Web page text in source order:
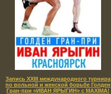
Запись XXIII международного турнира
по вольной и женской борьбе Голден
Гран-при «ИВАН ЯРЫГИН» с MAXIMA!